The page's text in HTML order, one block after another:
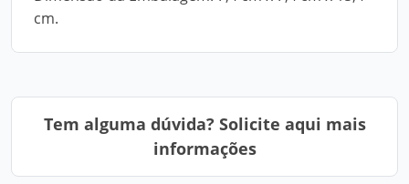
cm.
Tem alguma dúvida? Solicite aqui mais
informações